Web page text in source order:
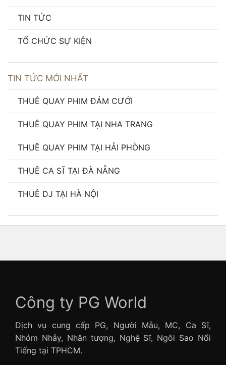
TIN TỨC
TỔ CHỨC SỰ KIỆN
TIN TỨC MỚI NHẤT
THUÊ QUAY PHIM ĐÁM CƯỚI
THUÊ QUAY PHIM TẠI NHA TRANG
THUÊ QUAY PHIM TẠI HẢI PHÒNG
THUÊ CA SĨ TẠI ĐÀ NẴNG
THUÊ DJ TẠI HÀ NỘI
Công ty PG World
Dịch vụ cung cấp PG, Người Mẫu, MC, Ca Sĩ,
Nhóm Nhảy, Nhân tượng, Nghệ Sĩ, Ngôi Sao Nổi
Tiếng tại TPHCM.